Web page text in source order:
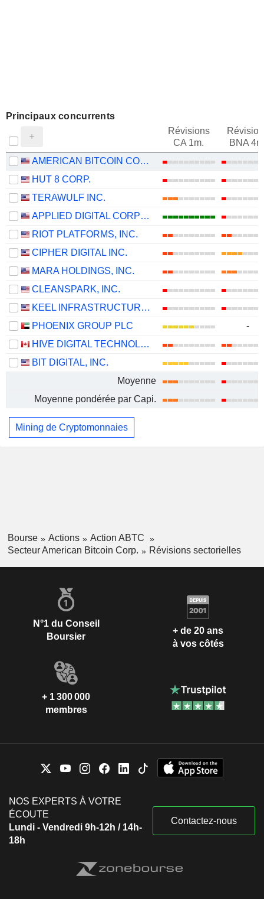
Principaux concurrents
Révisions
CA 1m.
BNA
AMERICAN BITCOIN CORP.
HUT 8 CORP.
TERAWULF INC.
APPLIED DIGITAL CORPORATION
RIOT PLATFORMS, INC.
CIPHER DIGITAL INC.
MARA HOLDINGS, INC.
CLEANSPARK, INC.
KEEL INFRASTRUCTURE CORP.
PHOENIX GROUP PLC
-
HIVE DIGITAL TECHNOLOGIES LTD.
BIT DIGITAL, INC.
Moyenne
Moyenne pondérée par Capi.
Mining de Cryptomonnaies
Bourse Actions
Action ABTC
Secteur American Bitcoin Corp.
Révisions sectorielles
N°1 du Conseil
Boursier
+ de 20 ans
à vos côtés
+ 1 300 000
membres
NOS EXPERTS À VOTRE
ÉCOUTE
Lundi - Vendredi 9h-12h / 14h-
18h
Contactez-nous